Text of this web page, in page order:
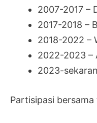
2007-2017 –
2017-2018 –
2018-2022 –
2022-2023 –
2023-
Partisipasi